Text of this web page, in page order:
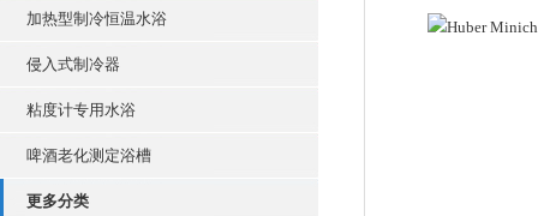
加热型制冷恒温水浴
侵入式制冷器
粘度计专用水浴
啤酒老化测定浴槽
更多分类